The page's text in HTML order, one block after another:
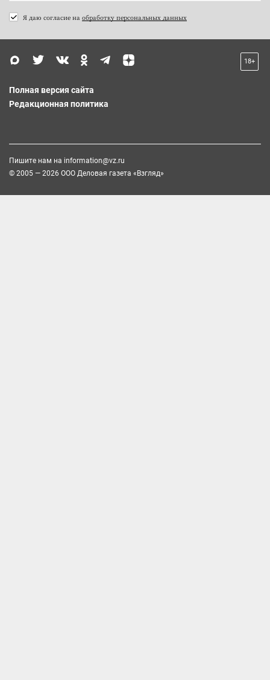
Я даю согласие на обработку персональных данных
18+
Полная версия сайта
Редакционная политика
Пишите нам на information@vz.ru
© 2005 — 2026 ООО Деловая газета «Взгляд»